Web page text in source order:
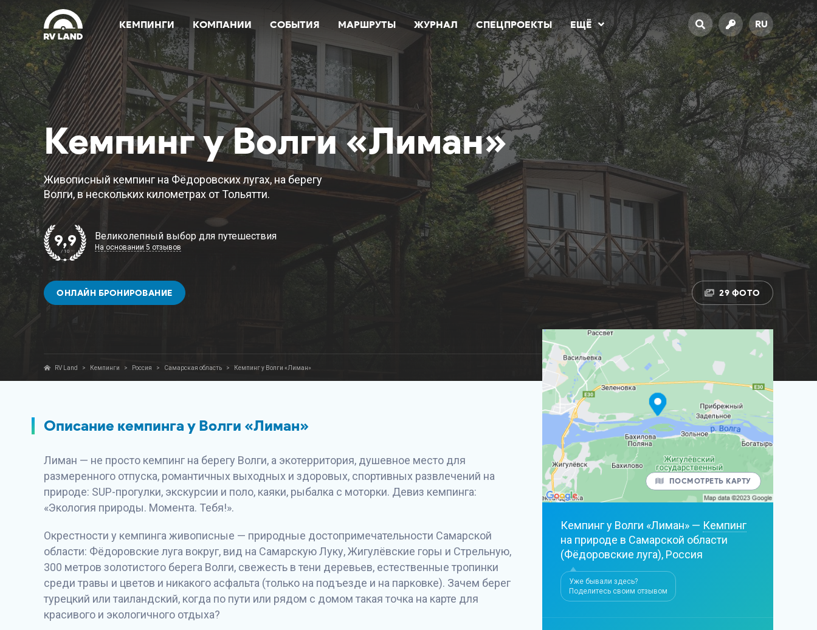
КЕМПИНГИ КОМПАНИИ СОБЫТИЯ МАРШРУТЫ ЖУРНАЛ СПЕЦПРОЕКТЫ ЕЩЁ RU
Кемпинг у Волги «Лиман»
Живописный кемпинг на Фёдоровских лугах, на берегу
Волги, в нескольких километрах от Тольятти.
9,9
/ 10
Великолепный выбор для путешествия
На основании 5 отзывов
ОНЛАЙН БРОНИРОВАНИЕ 29 ФОТО
RV Land > Кемпинги > Россия > Самарская область > Кемпинг у Волги «Лиман»
Описание кемпинга у Волги «Лиман»
Лиман — не просто кемпинг на берегу Волги, а экотерритория, душевное место для
размеренного отпуска, романтичных выходных и здоровых, спортивных развлечений на
природе: SUP-прогулки, экскурсии и поло, каяки, рыбалка с моторки. Девиз кемпинга:
«Экология природы. Момента. Тебя!».
Окрестности у кемпинга живописные — природные достопримечательности Самарской
области: Фёдоровские луга вокруг, вид на Самарскую Луку, Жигулёвские горы и Стрельную,
300 метров золотистого берега Волги, свежесть в тени деревьев, естественные тропинки
среди травы и цветов и никакого асфальта (только на подъезде и на парковке). Зачем берег
турецкий или таиландский, когда по пути или рядом с домом такая точка на карте для
красивого и экологичного отдыха?
ПОСМОТРЕТЬ КАРТУ
Кемпинг у Волги «Лиман» — Кемпинг
на природе в Самарской области
(Фёдоровские луга), Россия
Уже бывали здесь?
Поделитесь своим отзывом